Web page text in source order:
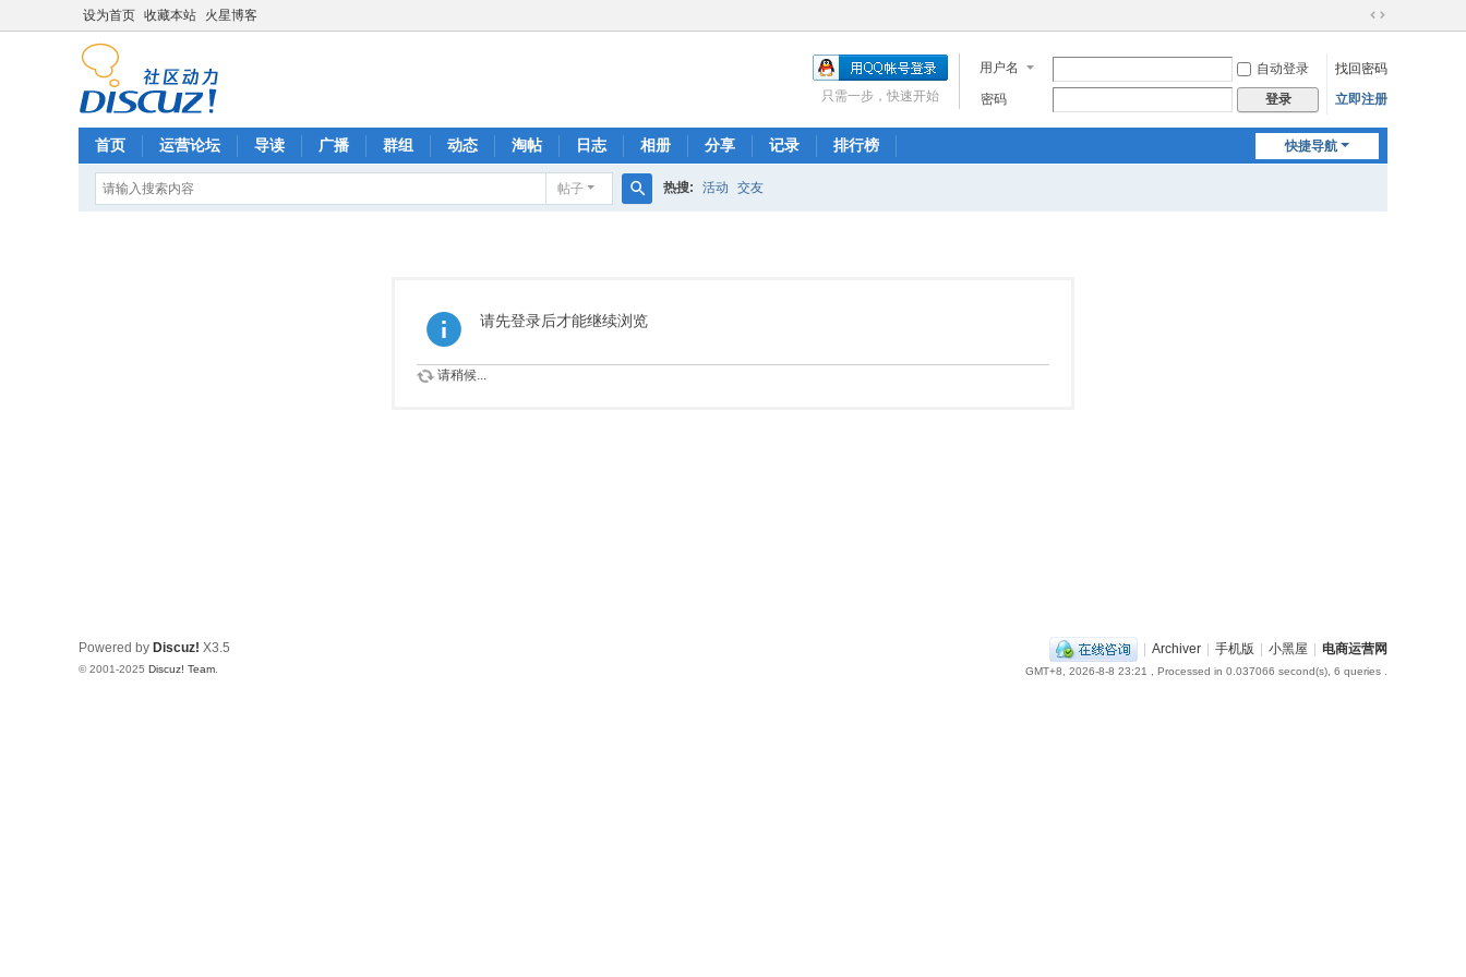
设为首页 收藏本站 火星博客
切
到
宽
用户名 自动登录
找回密码
密码
登录 立即注册
只需一步，快速开始
快捷导航
首页 运营论坛 导读 广播 群组 动态 淘帖 日志 相册 分享 记录 排行榜
帖子 热搜: 活动 交友
请先登录后才能继续浏览
请稍候...
| Archiver | 手机版 | 小黑屋 | 电商运营网
GMT+8, 2026-8-8 23:21 , Processed in 0.037066 second(s), 6 queries .
Powered by Discuz! X3.5
© 2001-2025 Discuz! Team